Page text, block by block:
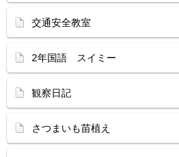
交通安全教室
2年国語 スイミー
観察日記
さつまいも苗植え